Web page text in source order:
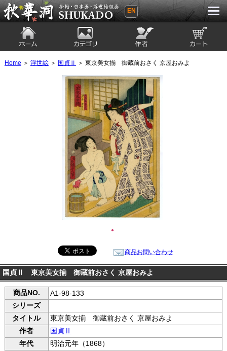
秋華洞 SHUKADO 掛軸・日本画・浮世
EN
Home ＞ 浮世絵＞ 国貞Ⅱ ＞ 東京美女揃 御蔵前おさく 京屋おみよ
●
商品お問い合わせ
国貞Ⅱ 東京美女揃 御蔵前おさく 京屋おみよ
商品NO.
A1-98-133
シリーズ
タイトル
東京美女揃 御蔵前おさく 京屋おみよ
作者
国貞Ⅱ
年代
明治元年（1868）